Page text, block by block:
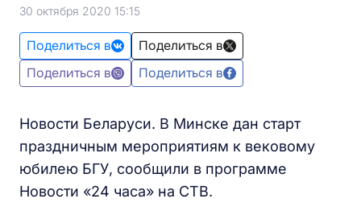
30 октября 2020 15:15
Поделиться в
Поделиться в
Поделиться в
Поделиться в
Новости Беларуси. В Минске дан старт
праздничным мероприятиям к вековому
юбилею БГУ, сообщили в программе
Новости «24 часа» на СТВ.